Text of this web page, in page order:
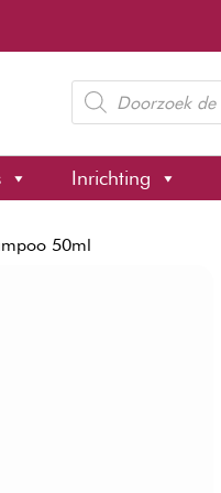
Producten
zoeken
Inrichting
50ml